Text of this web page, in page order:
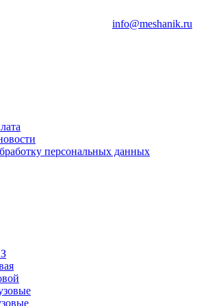
info@meshanik.ru
персональных данных